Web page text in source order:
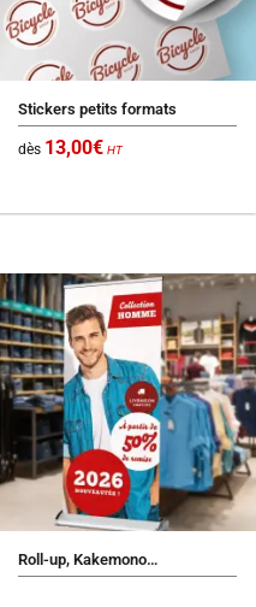
Stickers petits formats
dès 13,00€ HT
Roll-up, Kakemono…